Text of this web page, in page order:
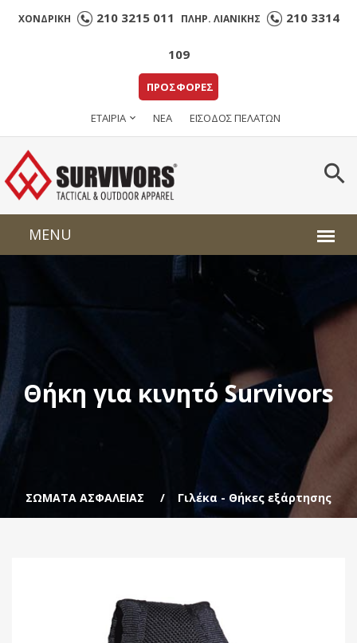
ΧΟΝΔΡΙΚΗ 210 3215 011 ΠΛΗΡ. ΛΙΑΝΙΚΗΣ 210 3314
109
ΠΡΟΣΦΟΡΕΣ
ΕΤΑΙΡΙΑ ΝΕΑ ΕΙΣΟΔΟΣ ΠΕΛΑΤΩΝ
Θήκη για κινητό Survivors
ΣΩΜΑΤΑ ΑΣΦΑΛΕΙΑΣ Γιλέκα - Θήκες εξάρτησης